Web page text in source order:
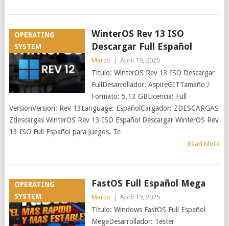
OPERATING
SYSTEM
WinterOS Rev 13 ISO
Descargar Full Español
Marco April 19, 2025
Título: WinterOS Rev 13 ISO Descargar
FullDesarrollador: AspireGITTamaño /
Formato: 5.13 GBLicencia: Full
VersionVersion: Rev 13Language: EspañolCargador: ZDESCARGAS
Zdescargas WinterOS Rev 13 ISO Español Descargar WinterOS Rev
13 ISO Full Español para juegos. Te
Read More
OPERATING
SYSTEM
FastOS Full Español Mega
Marco April 19, 2025
Título: Windows FastOS Full Español
MegaDesarrollador: Tester